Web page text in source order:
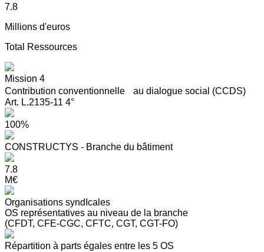
7.8
Millions d'euros
Total Ressources
Mission 4
Contribution conventionnelle au dialogue social (CCDS)
Art. L.2135-11 4°
100%
CONSTRUCTYS - Branche du bâtiment
7.8
M€
Organisations syndIcales
OS représentatives au niveau de la branche
(CFDT, CFE-CGC, CFTC, CGT, CGT-FO)
Répartition à parts égales entre les 5 OS